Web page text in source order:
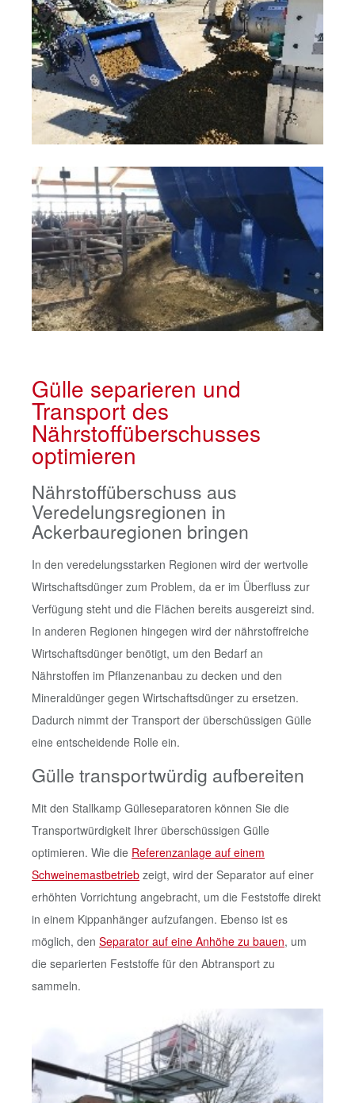
Gülle separieren und
Transport des
Nährstoffüberschusses
optimieren
Nährstoffüberschuss aus
Veredelungsregionen in
Ackerbauregionen bringen
In den veredelungsstarken Regionen wird der wertvolle
Wirtschaftsdünger zum Problem, da er im Überfluss zur
Verfügung steht und die Flächen bereits ausgereizt sind.
In anderen Regionen hingegen wird der nährstoffreiche
Wirtschaftsdünger benötigt, um den Bedarf an
Nährstoffen im Pflanzenanbau zu decken und den
Mineraldünger gegen Wirtschaftsdünger zu ersetzen.
Dadurch nimmt der Transport der überschüssigen Gülle
eine entscheidende Rolle ein.
Gülle transportwürdig aufbereiten
Mit den Stallkamp Gülleseparatoren können Sie die
Transportwürdigkeit Ihrer überschüssigen Gülle
optimieren. Wie die Referenzanlage auf einem
Schweinemastbetrieb zeigt, wird der Separator auf einer
erhöhten Vorrichtung angebracht, um die Feststoffe direkt
in einem Kippanhänger aufzufangen. Ebenso ist es
möglich, den Separator auf eine Anhöhe zu bauen, um
die separierten Feststoffe für den Abtransport zu
sammeln.